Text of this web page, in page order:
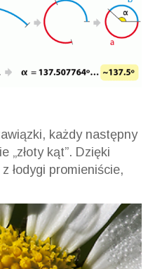
każdy następny
„złoty kąt”. Dzięki
łodygi promieniście,